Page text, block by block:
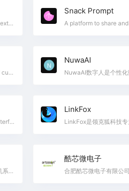
Generate precise, context‑aware commit messages in one click. Works across IntelliJ IDEA, WebStorm and more. Privacy‑first with local processing.
Snack Prompt
Generate personalized custom software with Generative AI, without ever touching code.
NuwaAI
Motiff is the ultimate Interface AI design tool, powered by AI, offering comprehensive UI/UX design features, prototyping, and Develop Mode. Design all-in-one, online.
LinkFox
智谱是由清华大学计算机系技术成果转化而来的公司，致力于打造新一代认知智能通用模型。公司合作研发了双语千亿级超大规模预训练模型GLM-130B，并构建了高精度通用知识图谱，形成数据与知识双轮驱动的认知引擎，基于此模型打造了ChatGLM（chatglm.cn）。此外，智谱还推出了认知大模型平台Bigmodel.ai，包括CodeGeeX和CogView等产品，提供智能API服务，链接物理世界的亿级用户、赋能元宇宙数字人、成为具身机器人的基座，赋予机器像人一样“思考”的能力。
酷芯微电子